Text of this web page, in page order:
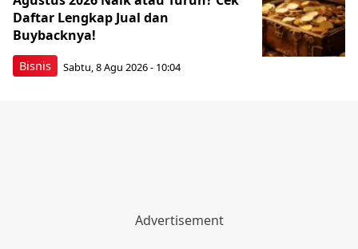
Bisnis
Daftar Lengkap Jual dan
Buybacknya!
Sabtu, 8 Agu 2026 - 10:04